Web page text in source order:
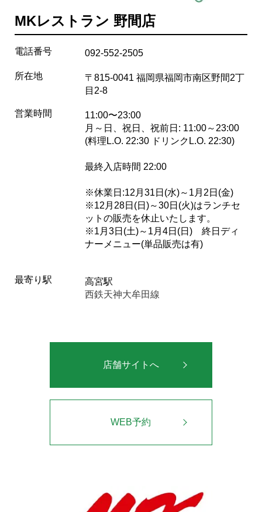
MKレストラン 野間店
電話番号 092-552-2505
所在地
〒815-0041 福岡県福岡市南区野間2丁
目2-8
営業時間
11:00〜23:00
月～日、祝日、祝前日: 11:00～23:00
(料理L.O. 22:30 ドリンクL.O. 22:30)
最終入店時間 22:00
※休業日:12月31日(水)～1月2日(金)
※12月28日(日)～30日(火)はランチセ
ットの販売を休止いたします。
※1月3日(土)～1月4日(日) 終日ディ
ナーメニュー(単品販売は有)
最寄り駅
高宮駅
西鉄天神大牟田線
店舗サイトへ
WEB予約